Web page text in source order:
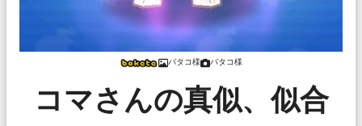
バタコ様 バタコ様
コマさんの真似、似合